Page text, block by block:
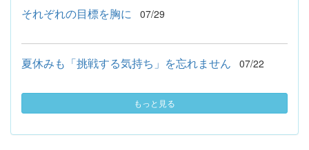
それぞれの目標を胸に 07/29
夏休みも「挑戦する気持ち」を忘れません 07/22
もっと見る